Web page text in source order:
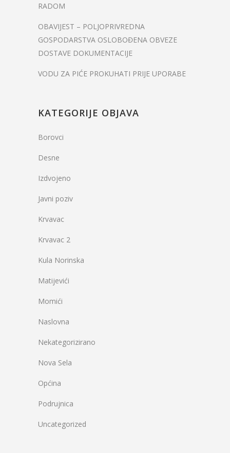
RADOM
OBAVIJEST – POLJOPRIVREDNA
GOSPODARSTVA OSLOBOĐENA OBVEZE
DOSTAVE DOKUMENTACIJE
VODU ZA PIĆE PROKUHATI PRIJE UPORABE
KATEGORIJE OBJAVA
Borovci
Desne
Izdvojeno
Javni poziv
Krvavac
Krvavac 2
Kula Norinska
Matijevići
Momići
Naslovna
Nekategorizirano
Nova Sela
Općina
Podrujnica
Uncategorized